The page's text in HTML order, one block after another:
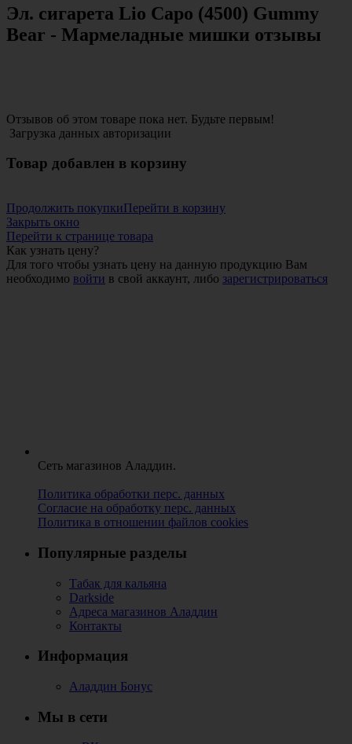
Эл. сигарета Lio Capo (4500) Gummy
Bear - Мармеладные мишки отзывы
Отзывов об этом товаре пока нет. Будьте первым!
Загрузка данных авторизации
Товар добавлен в корзину
Продолжить покупкиПерейти в корзину
Закрыть окно
Перейти к странице товара
Как узнать цену?
Для того чтобы узнать цену на данную продукцию Вам
необходимо войти в свой аккаунт, либо зарегистрироваться
Сеть магазинов Аладдин.
Политика обработки перс. данных
Согласие на обработку перс. данных
Политика в отношении файлов cookies
Популярные разделы
Табак для кальяна
Darkside
Адреса магазинов Аладдин
Контакты
Информация
Аладдин Бонус
Мы в сети